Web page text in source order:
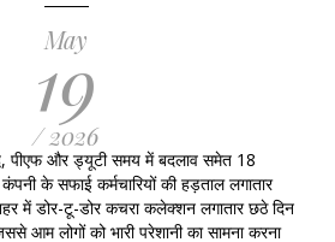
May
19
/ 2026
पीएफ और ड्यूटी समय में बदलाव समेत 18
के सफाई कर्मचारियों की हड़ताल लगातार
में डोर-टू-डोर कचरा कलेक्शन लगातार छठे दिन
आम लोगों को भारी परेशानी का सामना करना